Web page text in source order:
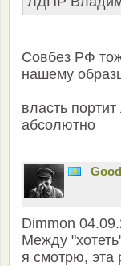
Совбез РФ
нашему
власть
абсолютно
Dimmon
Между
я смотрю, эта